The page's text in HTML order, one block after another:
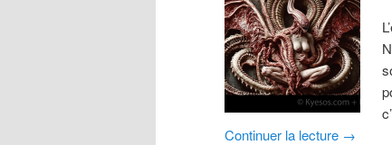
Continuer la lecture →